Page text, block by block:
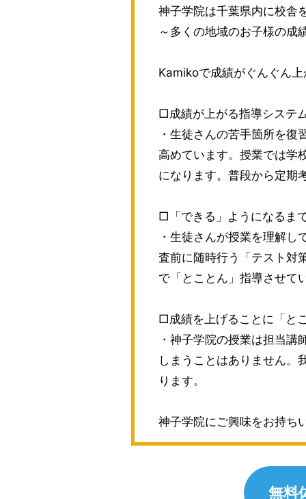
神子学院は千葉県内に校舎
～多くの地域のお子様の成
Kamikoで成績がぐんぐん上
□成績が上がる指導システ
・生徒さんの苦手箇所を
高めています。授業では学
になります。普段から定期
□「できる」ようになるま
・生徒さんが授業を理解
査前に随時行う「テスト対
で「とことん」指導させて
□成績を上げることに「と
・神子学院の授業は担当
しまうことはありません。
ります。
神子学院にご興味をお持ち
無料